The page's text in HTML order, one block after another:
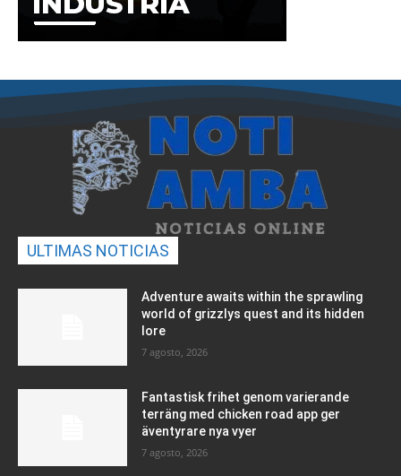
ULTIMAS NOTICIAS
Adventure awaits within the sprawling
world of grizzlys quest and its hidden
lore
7 agosto, 2026
Fantastisk frihet genom varierande
terräng med chicken road app ger
äventyrare nya vyer
7 agosto, 2026